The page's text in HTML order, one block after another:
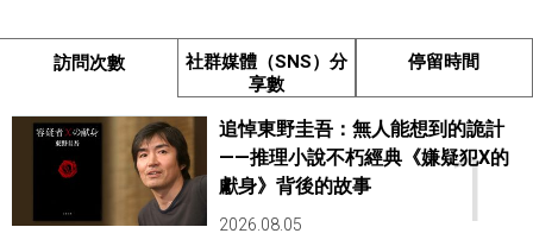
訪問次數
社群媒體（SNS）分
享數
停留時間
1
追悼東野圭吾：無人能想到的詭計
——推理小說不朽經典《嫌疑犯X的
獻身》背後的故事
2026.08.05